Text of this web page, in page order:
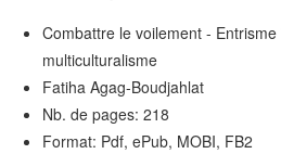
Combattre le voilement -
multiculturalisme
Fatiha Agag-Boudjahlat
Nb. de pages: 218
Format: Pdf, ePub, MOBI, FB2